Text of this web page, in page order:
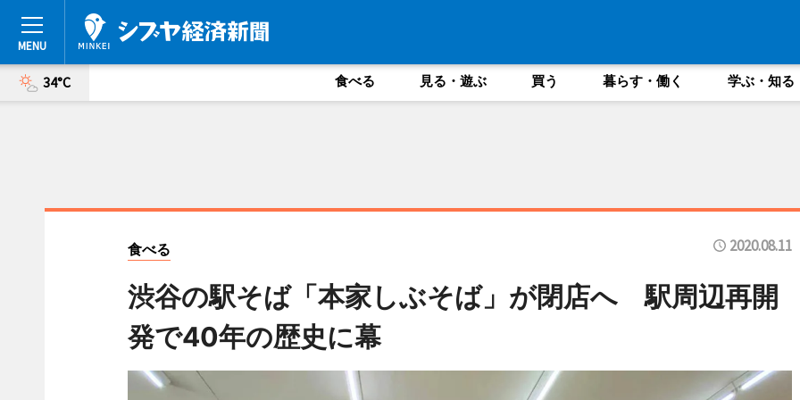
34°C 食べる 見る・遊ぶ 買う 暮らす・働く 学ぶ・知る
食べる 2020.08.11
渋谷の駅そば「本家しぶそば」が閉店へ 駅周辺再開
発で40年の歴史に幕